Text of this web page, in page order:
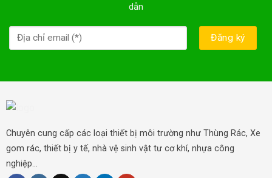
dẫn
Chuyên cung cấp các loại thiết bị môi trường như Thùng Rác, Xe
gom rác, thiết bị y tế, nhà vệ sinh vật tư cơ khí, nhựa công
nghiệp...